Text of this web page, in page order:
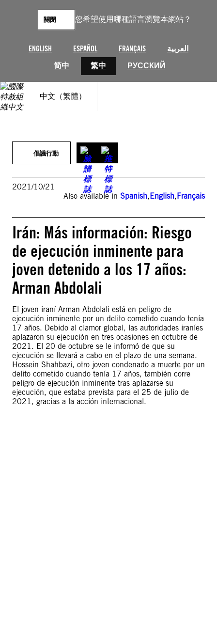
您希望使用哪種語言瀏覽本網站？
ENGLISH ESPAÑOL FRANÇAIS
العربية
简中
繁中 РУССКИЙ
關閉
中文（繁體）
倡議行動
2021/10/21
Also available in Spanish,English,Français
Irán: Más información: Riesgo
de ejecución inminente para
joven detenido a los 17 años:
Arman Abdolali
El joven iraní Arman Abdolali está en peligro de
ejecución inminente por un delito cometido cuando tenía
17 años. Debido al clamor global, las autoridades iraníes
aplazaron su ejecución en tres ocasiones en octubre de
2021. El 20 de octubre se le informó de que su
ejecución se llevará a cabo en el plazo de una semana.
Hossein Shahbazi, otro joven condenado a muerte por un
delito cometido cuando tenía 17 años, también corre
peligro de ejecución inminente tras aplazarse su
ejecución, que estaba prevista para el 25 de julio de
2021, gracias a la acción internacional.